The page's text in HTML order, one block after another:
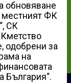
обновяване
местният ФК
СК
одобрени за
на
България“.